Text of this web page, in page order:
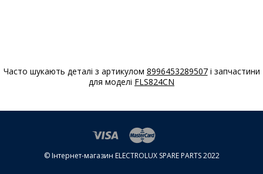
Часто шукають деталі з артикулом 8996453289507і запчастини
для моделі FLS824CN
© Інтернет-магазин ELECTROLUX SPARE PARTS 2022